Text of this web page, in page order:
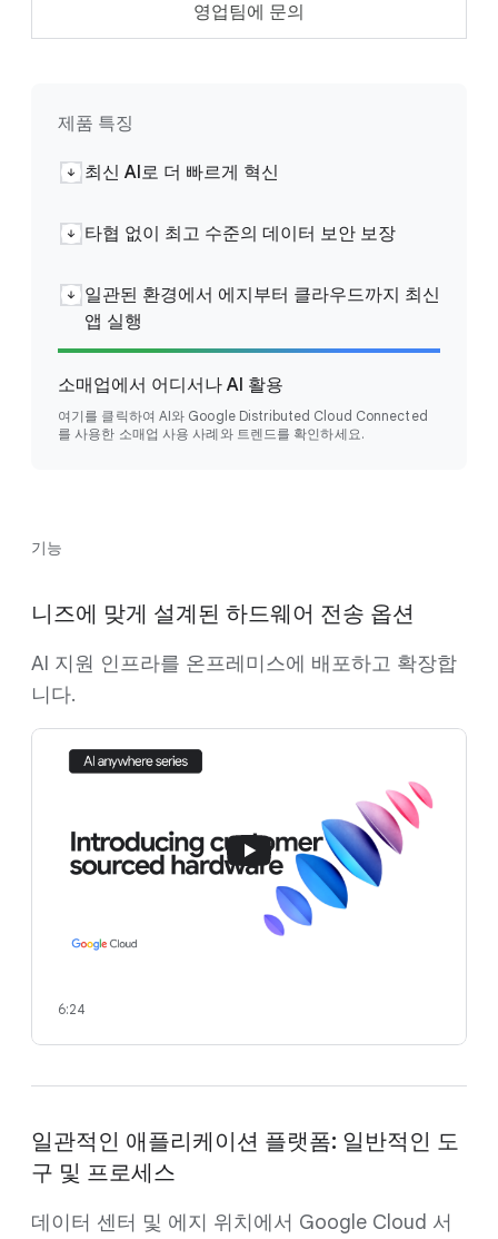
영업팀에 문의
제품 특징
최신 AI로 더 빠르게 혁신
타협 없이 최고 수준의 데이터 보안 보장
일관된 환경에서 에지부터 클라우드까지 최신
앱 실행
소매업에서 어디서나 AI 활용
여기를 클릭하여 AI와 Google Distributed Cloud Connected
를 사용한 소매업 사용 사례와 트렌드를 확인하세요.
기능
니즈에 맞게 설계된 하드웨어 전송 옵션
AI 지원 인프라를 온프레미스에 배포하고 확장합
니다.
6:24
일관적인 애플리케이션 플랫폼: 일반적인 도
구 및 프로세스
데이터 센터 및 에지 위치에서 Google Cloud 서